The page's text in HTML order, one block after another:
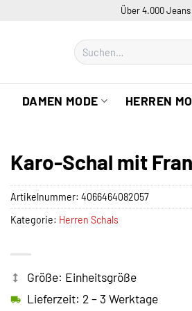
Über 4.000 Jeans
Suchen
nach:
DAMEN MODE HERREN
Karo-Schal mit
Größe: Einheitsgröße
Lieferzeit: 2 – 3 Werktage
Artikelnummer: 4066464082057
Kategorie: Herren Schals